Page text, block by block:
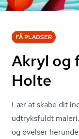
FÅ PLADSER
Akryl og
Holte
Lær at skabe dit
udtryksfuldt
og øvelser